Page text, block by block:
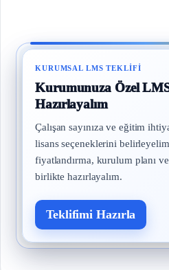
KURUMSAL LMS TEKLIFI
Kurumunuza Özel
Hazırlayalım
Çalışan sayınıza ve eğitim
lisans seçeneklerini
fiyatlandırma, kurulum planı
birlikte hazırlayalım.
Teklifimi Hazırla